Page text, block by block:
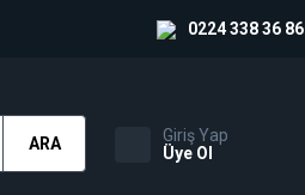
0224 338 36 86
ARA
Giriş Yap
Üye Ol